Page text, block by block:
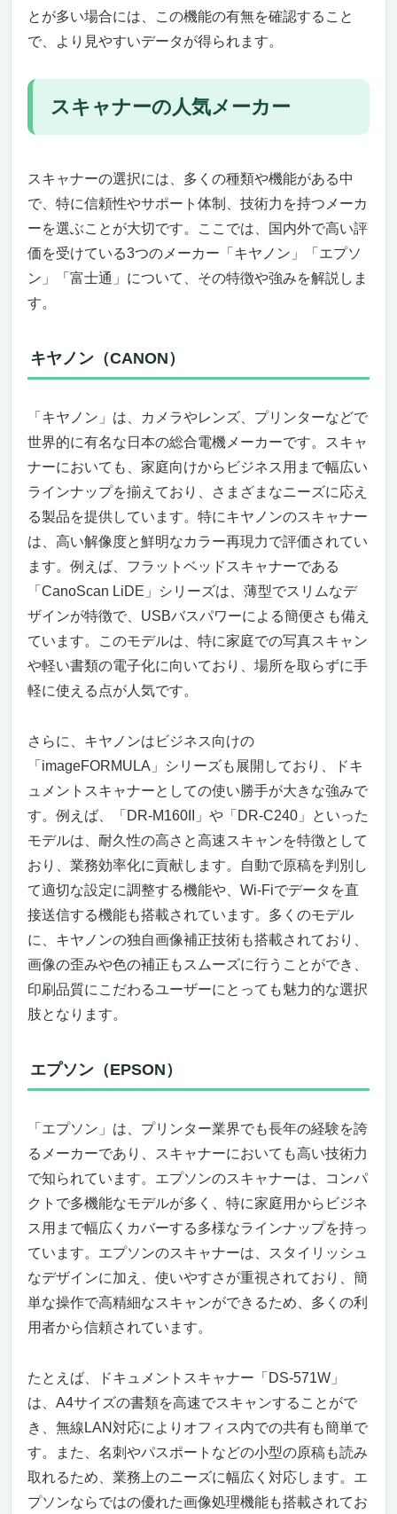
とが多い場合には、この機能の有無を確認すること
で、より見やすいデータが得られます。
スキャナーの人気メーカー
スキャナーの選択には、多くの種類や機能がある中
で、特に信頼性やサポート体制、技術力を持つメーカ
ーを選ぶことが大切です。ここでは、国内外で高い評
価を受けている3つのメーカー「キヤノン」「エプソ
ン」「富士通」について、その特徴や強みを解説しま
す。
キヤノン（CANON）
「キヤノン」は、カメラやレンズ、プリンターなどで
世界的に有名な日本の総合電機メーカーです。スキャ
ナーにおいても、家庭向けからビジネス用まで幅広い
ラインナップを揃えており、さまざまなニーズに応え
る製品を提供しています。特にキヤノンのスキャナー
は、高い解像度と鮮明なカラー再現力で評価されてい
ます。例えば、フラットベッドスキャナーである
「CanoScan LiDE」シリーズは、薄型でスリムなデ
ザインが特徴で、USBバスパワーによる簡便さも備え
ています。このモデルは、特に家庭での写真スキャン
や軽い書類の電子化に向いており、場所を取らずに手
軽に使える点が人気です。
さらに、キヤノンはビジネス向けの
「imageFORMULA」シリーズも展開しており、ドキ
ュメントスキャナーとしての使い勝手が大きな強みで
す。例えば、「DR-M160II」や「DR-C240」といった
モデルは、耐久性の高さと高速スキャンを特徴として
おり、業務効率化に貢献します。自動で原稿を判別し
て適切な設定に調整する機能や、Wi-Fiでデータを直
接送信する機能も搭載されています。多くのモデル
に、キヤノンの独自画像補正技術も搭載されており、
画像の歪みや色の補正もスムーズに行うことができ、
印刷品質にこだわるユーザーにとっても魅力的な選択
肢となります。
エプソン（EPSON）
「エプソン」は、プリンター業界でも長年の経験を誇
るメーカーであり、スキャナーにおいても高い技術力
で知られています。エプソンのスキャナーは、コンパ
クトで多機能なモデルが多く、特に家庭用からビジネ
ス用まで幅広くカバーする多様なラインナップを持っ
ています。エプソンのスキャナーは、スタイリッシュ
なデザインに加え、使いやすさが重視されており、簡
単な操作で高精細なスキャンができるため、多くの利
用者から信頼されています。
たとえば、ドキュメントスキャナー「DS-571W」
は、A4サイズの書類を高速でスキャンすることがで
き、無線LAN対応によりオフィス内での共有も簡単で
す。また、名刺やパスポートなどの小型の原稿も読み
取れるため、業務上のニーズに幅広く対応します。エ
プソンならではの優れた画像処理機能も搭載されてお